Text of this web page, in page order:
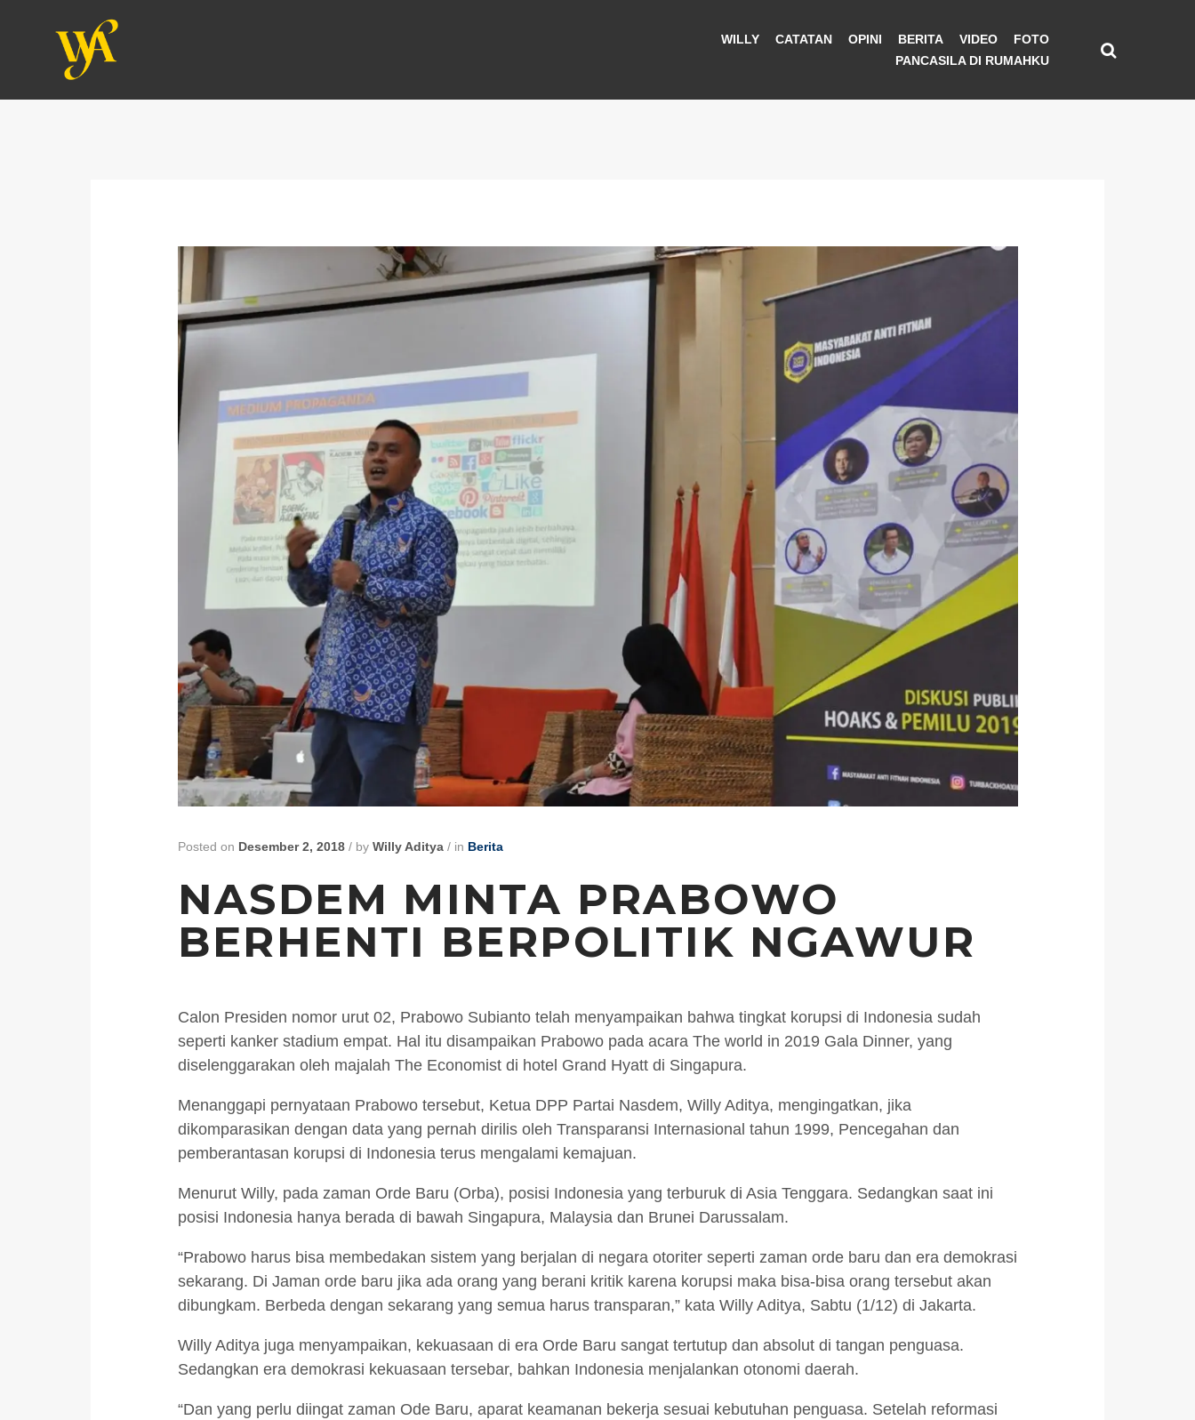
WILLY CATATAN OPINI BERITA VIDEO
FOTO
PANCASILA DI RUMAHKU
Posted on Desember 2, 2018 /by Willy Aditya / in Berita
NASDEM MINTA PRABOWO
BERHENTI BERPOLITIK NGAWUR
Calon Presiden nomor urut 02, Prabowo Subianto telah menyampaikan bahwa tingkat korupsi di Indonesia sudah
seperti kanker stadium empat. Hal itu disampaikan Prabowo pada acara The world in 2019 Gala Dinner, yang
diselenggarakan oleh majalah The Economist di hotel Grand Hyatt di Singapura.
Menanggapi pernyataan Prabowo tersebut, Ketua DPP Partai Nasdem, Willy Aditya, mengingatkan, jika
dikomparasikan dengan data yang pernah dirilis oleh Transparansi Internasional tahun 1999, Pencegahan dan
pemberantasan korupsi di Indonesia terus mengalami kemajuan.
Menurut Willy, pada zaman Orde Baru (Orba), posisi Indonesia yang terburuk di Asia Tenggara. Sedangkan saat ini
posisi Indonesia hanya berada di bawah Singapura, Malaysia dan Brunei Darussalam.
“Prabowo harus bisa membedakan sistem yang berjalan di negara otoriter seperti zaman orde baru dan era demokrasi
sekarang. Di Jaman orde baru jika ada orang yang berani kritik karena korupsi maka bisa-bisa orang tersebut akan
dibungkam. Berbeda dengan sekarang yang semua harus transparan,” kata Willy Aditya, Sabtu (1/12) di Jakarta.
Willy Aditya juga menyampaikan, kekuasaan di era Orde Baru sangat tertutup dan absolut di tangan penguasa.
Sedangkan era demokrasi kekuasaan tersebar, bahkan Indonesia menjalankan otonomi daerah.
“Dan yang perlu diingat zaman Ode Baru, aparat keamanan bekerja sesuai kebutuhan penguasa. Setelah reformasi